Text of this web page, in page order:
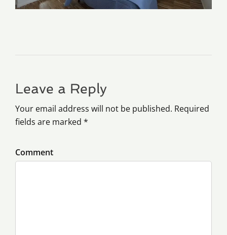
Leave a Reply
Your email address will not be published. Required
fields are marked *
Comment